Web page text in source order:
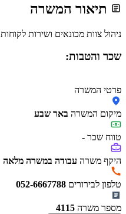
תיאור המשרה
ניהול צוות מכונאים ושירות לקוחות
שכר והטבות:
פרטי המשרה
מיקום המשרה באר שבע
טווח שכר -
היקף משרה עבודה במשרה מלאה
טלפון לבירורים 052-6667788
מספר משרה 4115